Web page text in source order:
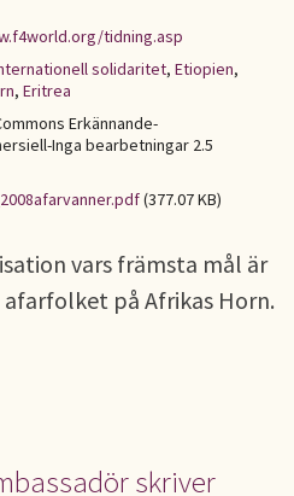
tidning.asp
solidaritet, Etiopien,
, Eritrea
Erkännande-
Inga bearbetningar 2.5
(377.07 KB)
vars främsta mål är
på Afrikas Horn.
skriver